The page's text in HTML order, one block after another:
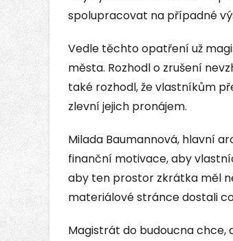
spolupracovat na případné
Vedle těchto opatření už
města. Rozhodl o zrušení
také rozhodl, že vlastníkům
zlevní jejich pronájem.
Milada Baumannová, hlavní
finanční motivace, aby
aby ten prostor zkrátka měl
materiálové stránce dostali co
Magistrát do budoucna